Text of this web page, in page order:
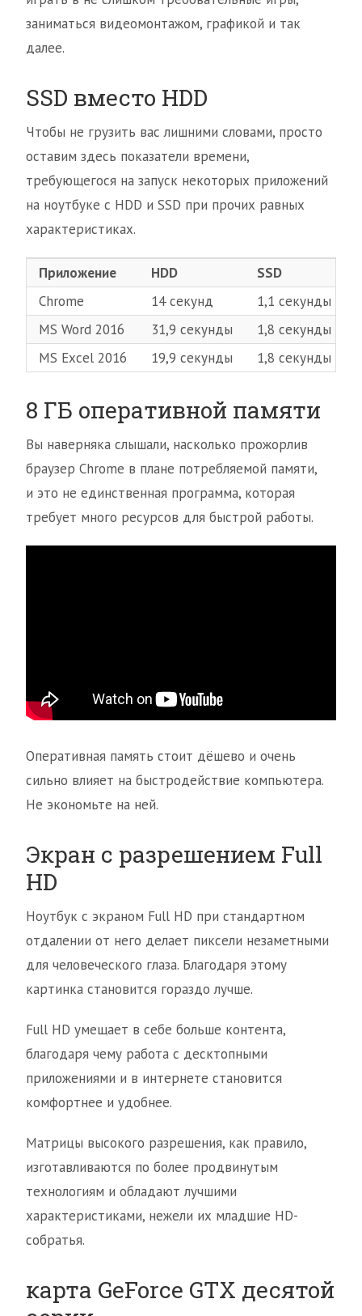
заниматься видеомонтажом, графикой и так
далее.
SSD вместо HDD
Чтобы не грузить вас лишними словами, просто
оставим здесь показатели времени,
требующегося на запуск некоторых приложений
на ноутбуке с HDD и SSD при прочих равных
характеристиках.
Приложение HDD
SSD
Chrome
14 секунд
1,1 секунды
MS Word 2016
31,9 секунды
1,8 секунды
MS Excel 2016
19,9 секунды 1,8 секунды
8 ГБ оперативной памяти
Вы наверняка слышали, насколько прожорлив
браузер Chrome в плане потребляемой памяти,
и это не единственная программа, которая
требует много ресурсов для быстрой работы.
Оперативная память стоит дёшево и очень
сильно влияет на быстродействие компьютера.
Не экономьте на ней.
Экран с разрешением Full
HD
Ноутбук с экраном Full HD при стандартном
отдалении от него делает пиксели незаметными
для человеческого глаза. Благодаря этому
картинка становится гораздо лучше.
Full HD умещает в себе больше контента,
благодаря чему работа с десктопными
приложениями и в интернете становится
комфортнее и удобнее.
Матрицы высокого разрешения, как правило,
изготавливаются по более продвинутым
технологиям и обладают лучшими
характеристиками, нежели их младшие HD-
собратья.
карта GeForce GTX десятой